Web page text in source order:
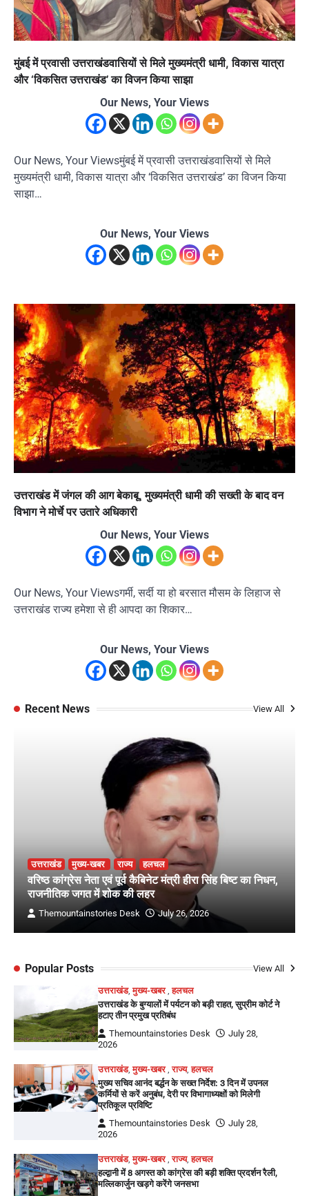
मुंबई में प्रवासी उत्तराखंडवासियों से मिले मुख्यमंत्री धामी, विकास यात्रा
और ‘विकसित उत्तराखंड’ का विजन किया साझा
Our News, Your Views
Our News, Your Viewsमुंबई में प्रवासी उत्तराखंडवासियों से मिले
मुख्यमंत्री धामी, विकास यात्रा और ‘विकसित उत्तराखंड’ का विजन किया
साझा…
Our News, Your Views
उत्तराखंड में जंगल की आग बेकाबू, मुख्यमंत्री धामी की सख्ती के बाद वन
विभाग ने मोर्चे पर उतारे अधिकारी
Our News, Your Views
Our News, Your Viewsगर्मी, सर्दी या हो बरसात मौसम के लिहाज से
उत्तराखंड राज्य हमेशा से ही आपदा का शिकार…
Our News, Your Views
Recent News View All
उत्तराखंड मुख्य-खबर राज्य हलचल
वरिष्ठ कांग्रेस नेता एवं पूर्व कैबिनेट मंत्री हीरा सिंह बिष्ट का निधन,
राजनीतिक जगत में शोक की लहर
Themountainstories Desk July 26, 2026
Popular Posts View All
उत्तराखंड,मुख्य-खबर,हलचल
उत्तराखंड के बुग्यालों में पर्यटन को बड़ी राहत, सुप्रीम कोर्ट ने
हटाए तीन प्रमुख प्रतिबंध
Themountainstories Desk
July 28,
2026
उत्तराखंड,मुख्य-खबर,राज्य,हलचल
मुख्य सचिव आनंद बर्द्धन के सख्त निर्देश: 3 दिन में उपनल
कर्मियों से करें अनुबंध, देरी पर विभागाध्यक्षों को मिलेगी
प्रतिकूल प्रविष्टि
Themountainstories Desk
July 28,
2026
उत्तराखंड,मुख्य-खबर,राज्य,हलचल
हल्द्वानी में 8 अगस्त को कांग्रेस की बड़ी शक्ति प्रदर्शन रैली,
मल्लिकार्जुन खड़गे करेंगे जनसभा